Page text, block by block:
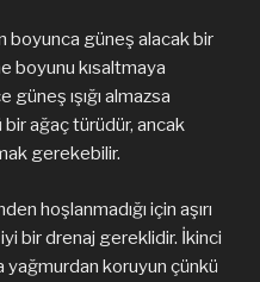
boyunca güneş alacak bir
boyunu kısaltmaya
ışığı almazsa
ağaç türüdür, ancak
gerekebilir.
hoşlanmadığı için aşırı
bir drenaj gereklidir. İkinci
yağmurdan koruyun çünkü